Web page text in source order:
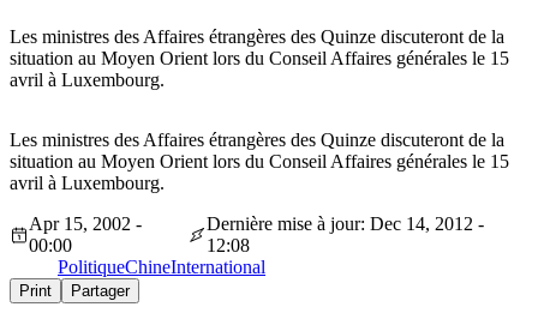
Les ministres des Affaires étrangères des Quinze discuteront de la
situation au Moyen Orient lors du Conseil Affaires générales le 15
avril à Luxembourg.
Les ministres des Affaires étrangères des Quinze discuteront de la
situation au Moyen Orient lors du Conseil Affaires générales le 15
avril à Luxembourg.
Apr 15, 2002 -
00:00
Dernière mise à jour: Dec 14, 2012 -
12:08
PolitiqueChineInternational
Print Partager